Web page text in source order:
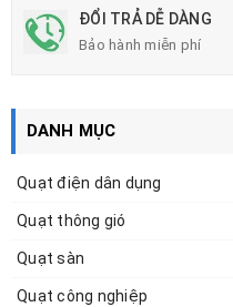
ĐỔI TRẢ DỄ DÀNG
Bảo hành miễn phí
DANH MỤC
Quạt điện dân dụng
Quạt thông gió
Quạt sàn
Quạt công nghiệp